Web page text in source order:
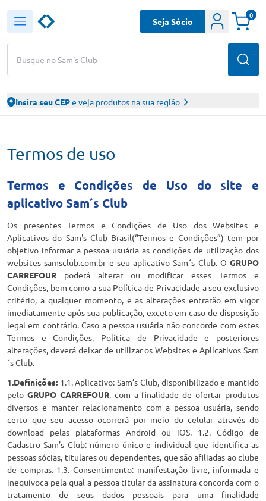
Busque no Sam's Club
Seja Sócio
0
Insira seu CEPe veja produtos na sua região
Termos de uso
Termos e Condições de Uso do site e
aplicativo Sam´s Club
Os presentes Termos e Condições de Uso dos Websites e
Aplicativos do Sam's Club Brasil(“Termos e Condições”) tem por
objetivo informar a pessoa usuária as condições de utilização dos
websites samsclub.com.br e seu aplicativo Sam´s Club. O GRUPO
CARREFOUR poderá alterar ou modificar esses Termos e
Condições, bem como a sua Política de Privacidade a seu exclusivo
critério, a qualquer momento, e as alterações entrarão em vigor
imediatamente após sua publicação, exceto em caso de disposição
legal em contrário. Caso a pessoa usuária não concorde com estes
Termos e Condições, Política de Privacidade e posteriores
alterações, deverá deixar de utilizar os Websites e Aplicativos Sam
´s Club.
1.Definições: 1.1. Aplicativo: Sam’s Club, disponibilizado e mantido
pelo GRUPO CARREFOUR, com a finalidade de ofertar produtos
diversos e manter relacionamento com a pessoa usuária, sendo
certo que seu acesso ocorrerá por meio do celular através do
download pelas plataformas Android ou iOS. 1.2. Código de
Cadastro Sam’s Club: número único e individual que identifica as
pessoas sócias, titulares ou dependentes, que são afiliadas ao clube
de compras. 1.3. Consentimento: manifestação livre, informada e
inequívoca pela qual a pessoa titular da assinatura concorda com o
tratamento de seus dados pessoais para uma finalidade